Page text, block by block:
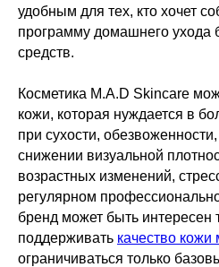
удобным для тех, кто хочет
программу домашнего ухода
средств.
Косметика M.A.D Skincare
кожи, которая нуждается в
при сухости,
снижении визуальной
возрастных изменений,
регулярном
бренд может быть интересен
поддерживать качество
ограничиваться только